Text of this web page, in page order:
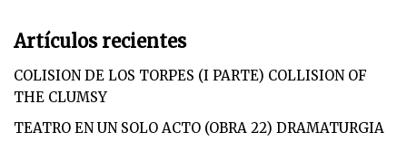
Artículos recientes
COLISION DE LOS TORPES (I PARTE) COLLISION OF
THE CLUMSY
TEATRO EN UN SOLO ACTO (OBRA 22) DRAMATURGIA